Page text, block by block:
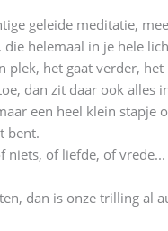
geleide meditatie,
die helemaal in je hele
het gaat verder,
dan zit daar ook
een heel klein
bent.
of liefde, of
dan is onze trilling al